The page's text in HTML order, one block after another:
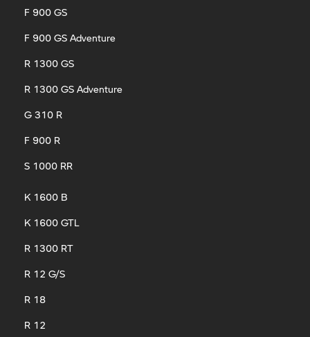
F 900 GS
F 900 GS Adventure
R 1300 GS
R 1300 GS Adventure
G 310 R
F 900 R
S 1000 RR
K 1600 B
K 1600 GTL
R 1300 RT
R 12 G/S
R 18
R 12